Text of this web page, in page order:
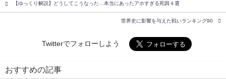
【ゆっくり解説】どうしてこうなった…本当にあったアホすぎる死因４選
世界史に影響を与えた戦いランキング90
Twitterでフォローしよう
おすすめの記事